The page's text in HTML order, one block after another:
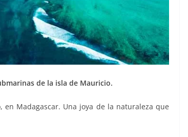
de la isla de Mauricio.
Madagascar. Una joya de la naturaleza que